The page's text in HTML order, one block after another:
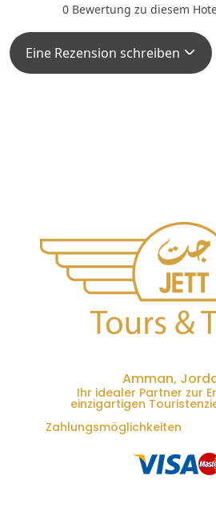
0 Bewertung zu diesem
Eine Rezension schreiben
Amman,
Ihr idealer Partner zur
einzigartigen
Zahlungsmöglichkeiten